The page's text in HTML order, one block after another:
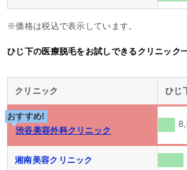
※価格は税込で表示しています。
ひじ下の医療脱毛をお試しできるクリニック
クリニック ひじ
おすすめ!
渋谷美容外科クリニック
湘南美容クリニック